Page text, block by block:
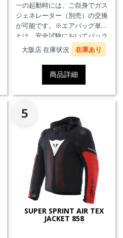
一の起動時には、ご自身でガス
ジェネレーター（別売）の交換
が可能です。※エアバッグ単体
とは、安全試験においてバック
プロテクターとの併用を必要と
せず、エアバッグことを指しま
大阪店 在庫状況 在庫あり
商品詳細
5
SUPER SPRINT AIR TEX
JACKET 858